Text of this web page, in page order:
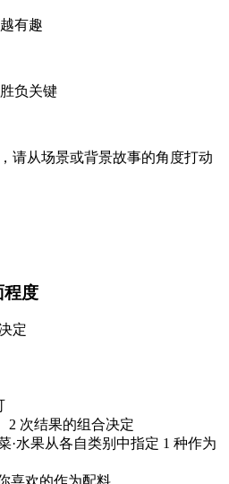
有趣
负关键
请从场景或背景故事的角度打动
程度
定
2 次结果的组合决定
·水果从各自类别中指定 1 种作为
喜欢的作为配料